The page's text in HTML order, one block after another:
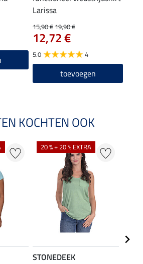
Larissa
15,90 €19,90 €
12,72 €
5.0 4
toevoegen
KOCHTEN OOK
20 % + 20 % EXTRA
STONEDEEK